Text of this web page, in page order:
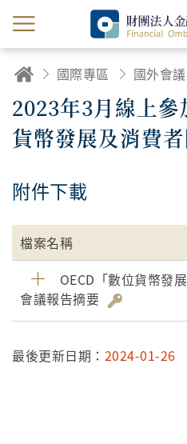
國際專區 國外會議
2023年3月線上
貨幣發展及消費者
附件下載
檔案名稱
OECD「數位貨幣發
會議報告摘要
最後更新日期： 2024-01-26